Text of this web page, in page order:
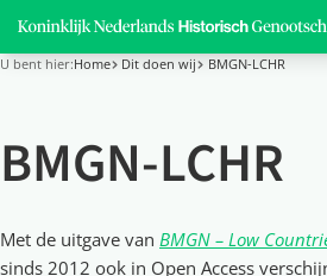
U bent hier:Home Dit doen wij BMGN-LCHR
BMGN-LCHR
Met de uitgave van BMGN – Low
sinds 2012 ook in Open Access